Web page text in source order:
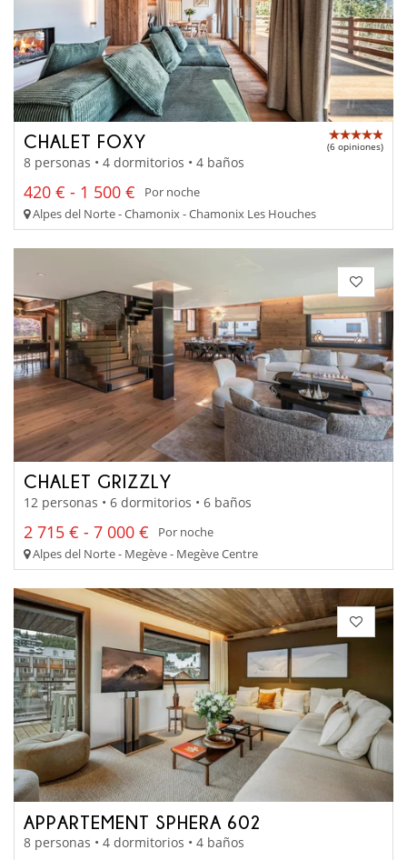
CHALET FOXY (6 opiniones)
8 personas • 4 dormitorios • 4 baños
420 € - 1 500 €
Por noche
Alpes del Norte - Chamonix - Chamonix Les Houches
CHALET GRIZZLY
12 personas • 6 dormitorios • 6 baños
2 715 € - 7 000 €
Por noche
Alpes del Norte - Megève - Megève Centre
APPARTEMENT SPHERA 602
8 personas • 4 dormitorios • 4 baños